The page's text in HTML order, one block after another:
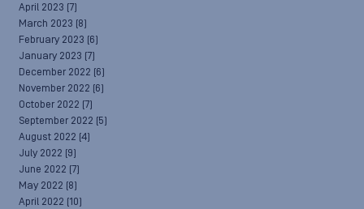
April 2023 (7)
March 2023 (8)
February 2023 (6)
January 2023 (7)
December 2022 (6)
November 2022 (6)
October 2022 (7)
September 2022 (5)
August 2022 (4)
July 2022 (9)
June 2022 (7)
May 2022 (8)
April 2022 (10)